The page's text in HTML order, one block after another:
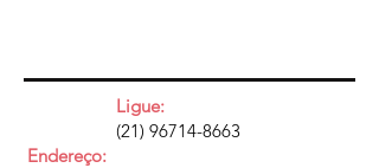
Ligue:
(21) 96714-8663
Endereço: